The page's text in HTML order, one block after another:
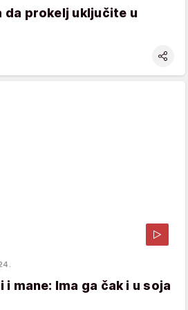
da prokelj uključite u
mane: Ima ga čak i u soja